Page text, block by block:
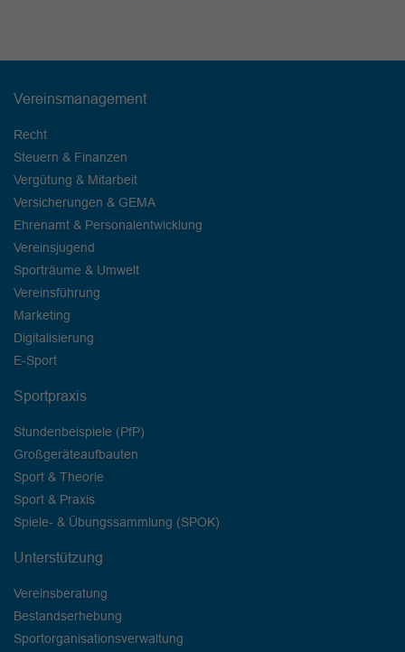
Vereinsmanagement
Recht
Steuern & Finanzen
Vergütung & Mitarbeit
Versicherungen & GEMA
Ehrenamt & Personalentwicklung
Vereinsjugend
Sporträume & Umwelt
Vereinsführung
Marketing
Digitalisierung
E-Sport
Sportpraxis
Stundenbeispiele (PfP)
Großgeräteaufbauten
Sport & Theorie
Sport & Praxis
Spiele- & Übungssammlung (SPOK)
Unterstützung
Vereinsberatung
Bestandserhebung
Sportorganisationsverwaltung